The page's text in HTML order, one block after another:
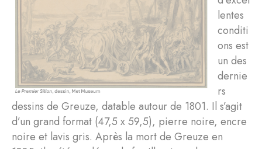
lentes
conditi
ons est
un des
dernie
rs
dessins de Greuze, datable autour de 1801. Il s’agit
d’un grand format (47,5 x 59,5), pierre noire, encre
noire et lavis gris. Après la mort de Greuze en